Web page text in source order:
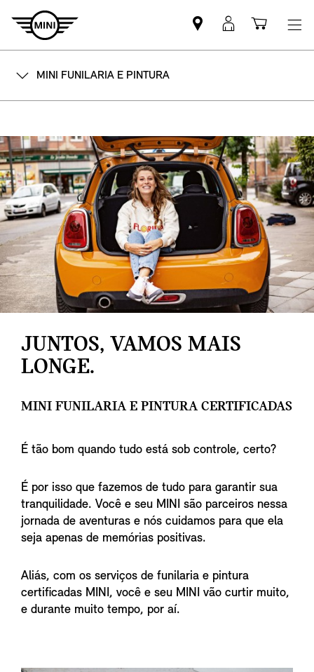
Mini
dealer
MyMini
logincart
MINI FUNILARIA E PINTURA
JUNTOS, VAMOS MAIS
LONGE.
MINI FUNILARIA E PINTURA CERTIFICADAS
É tão bom quando tudo está sob controle, certo?
É por isso que fazemos de tudo para garantir sua
tranquilidade. Você e seu MINI são parceiros nessa
jornada de aventuras e nós cuidamos para que ela
seja apenas de memórias positivas.
Aliás, com os serviços de funilaria e pintura
certificadas MINI, você e seu MINI vão curtir muito,
e durante muito tempo, por aí.